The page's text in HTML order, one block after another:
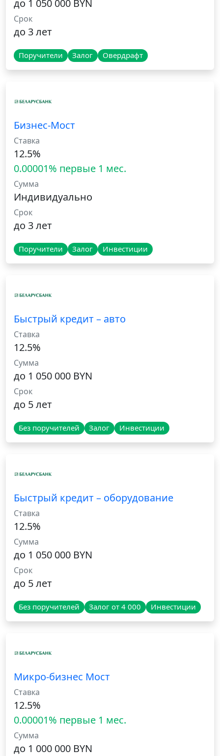
до 1 050 000 BYN
Срок
до 3 лет
Поручители Залог Овердрафт
Бизнес-Мост
Ставка
12.5%
0.00001% первые 1 мес.
Сумма
Индивидуально
Срок
до 3 лет
Поручители Залог Инвестиции
Быстрый кредит – авто
Ставка
12.5%
Сумма
до 1 050 000 BYN
Срок
до 5 лет
Без поручителей Залог Инвестиции
Быстрый кредит – оборудование
Ставка
12.5%
Сумма
до 1 050 000 BYN
Срок
до 5 лет
Без поручителей Залог от 4 000 Инвестиции
Микро-бизнес Мост
Ставка
12.5%
0.00001% первые 1 мес.
Сумма
до 1 000 000 BYN